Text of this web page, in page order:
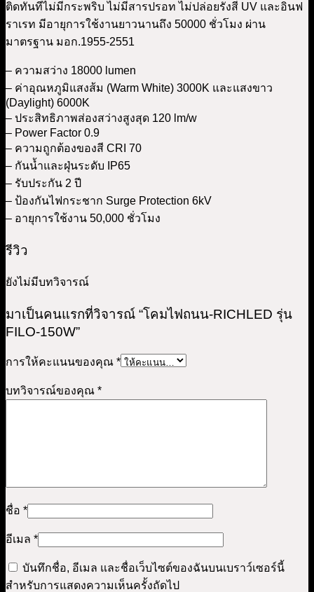
ติดทันทีไม่มีกระพริบ ไม่มีสารปรอท ไม่ปล่อยรังสี UV และอินฟ
ราเรท มีอายุการใช้งานยาวนานถึง 50000 ชั่วโมง ผ่าน
มาตรฐาน มอก.1955-2551
– ความสว่าง 18000 lumen
– ค่าอุณหภูมิแสงส้ม (Warm White) 3000K และแสงขาว
(Daylight) 6000K
– ประสิทธิภาพส่องสว่างสูงสุด 120 lm/w
– Power Factor 0.9
– ความถูกต้องของสี CRI 70
– กันน้ำและฝุ่นระดับ IP65
– รับประกัน 2 ปี
– ป้องกันไฟกระชาก Surge Protection 6kV
– อายุการใช้งาน 50,000 ชั่วโมง
รีวิว
ยังไม่มีบทวิจารณ์
มาเป็นคนแรกที่วิจารณ์ “โคมไฟถนน-RICHLED รุ่น
FILO-150W”
การให้คะแนนของคุณ *
บทวิจารณ์ของคุณ *
ชื่อ *
อีเมล *
บันทึกชื่อ, อีเมล และชื่อเว็บไซต์ของฉันบนเบราว์เซอร์นี้
สำหรับการแสดงความเห็นครั้งถัดไป